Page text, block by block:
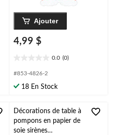
Ajouter
4,99 $
0.0 (0)
étoile(s)
5.
#853-4826-2
18 En Stock
Décorations de table à
pompons en papier de
soie sirènes